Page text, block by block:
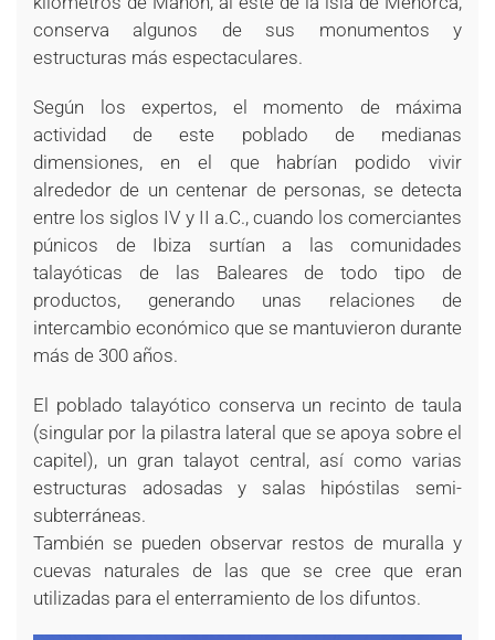
conserva algunos de sus monumentos y
estructuras más espectaculares.
Según los expertos, el momento de máxima
actividad de este poblado de medianas
dimensiones, en el que habrían podido vivir
alrededor de un centenar de personas, se detecta
entre los siglos IV y II a.C., cuando los comerciantes
púnicos de Ibiza surtían a las comunidades
talayóticas de las Baleares de todo tipo de
productos, generando unas relaciones de
intercambio económico que se mantuvieron durante
más de 300 años.
El poblado talayótico conserva un recinto de taula
(singular por la pilastra lateral que se apoya sobre el
capitel), un gran talayot central, así como varias
estructuras adosadas y salas hipóstilas semi-
subterráneas.
También se pueden observar restos de muralla y
cuevas naturales de las que se cree que eran
utilizadas para el enterramiento de los difuntos.